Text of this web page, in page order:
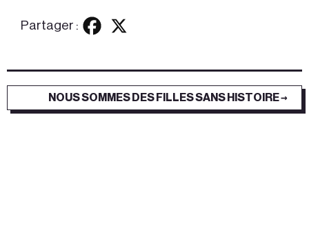
Partager :
NOUS SOMMES DES FILLES SANS HISTOIRE →